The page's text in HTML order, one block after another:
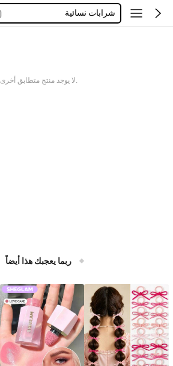
شرابات نسائية
.لا يوجد منتج متطابق أخرى
ربما يعجبك هذا أيضاً